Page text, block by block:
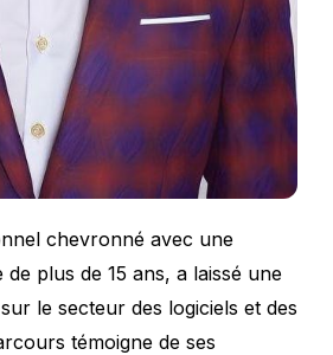
chevronné avec une
plus de 15 ans, a laissé une
le secteur des logiciels et des
témoigne de ses